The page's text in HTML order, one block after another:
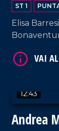
ST 1
Elisa
12:43
Andrea
VAI AL
VAI AL